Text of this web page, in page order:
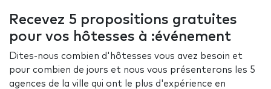
Recevez 5 propositions gratuites
pour vos hôtesses à :événement
Dites-nous combien d'hôtesses vous avez besoin et
pour combien de jours et nous vous présenterons les 5
agences de la ville qui ont le plus d'expérience en